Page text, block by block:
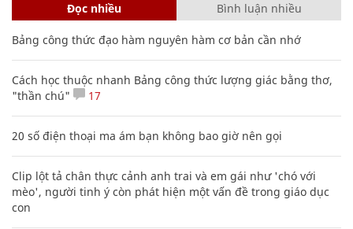
Đọc nhiều Bình luận nhiều
Bảng công thức đạo hàm nguyên hàm cơ bản cần nhớ
Cách học thuộc nhanh Bảng công thức lượng giác bằng thơ,
"thần chú"
17
20 số điện thoại ma ám bạn không bao giờ nên gọi
Clip lột tả chân thực cảnh anh trai và em gái như 'chó với
mèo', người tinh ý còn phát hiện một vấn đề trong giáo dục
con